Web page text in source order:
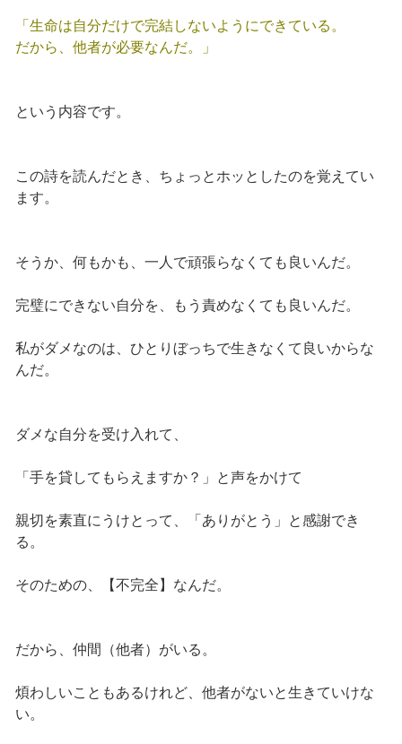
「生命は自分だけで完結しないようにできている。
だから、他者が必要なんだ。」
という内容です。
この詩を読んだとき、ちょっとホッとしたのを覚えてい
ます。
そうか、何もかも、一人で頑張らなくても良いんだ。
完璧にできない自分を、もう責めなくても良いんだ。
私がダメなのは、ひとりぼっちで生きなくて良いからな
んだ。
ダメな自分を受け入れて、
「手を貸してもらえますか？」と声をかけて
親切を素直にうけとって、「ありがとう」と感謝でき
る。
そのための、【不完全】なんだ。
だから、仲間（他者）がいる。
煩わしいこともあるけれど、他者がないと生きていけな
い。